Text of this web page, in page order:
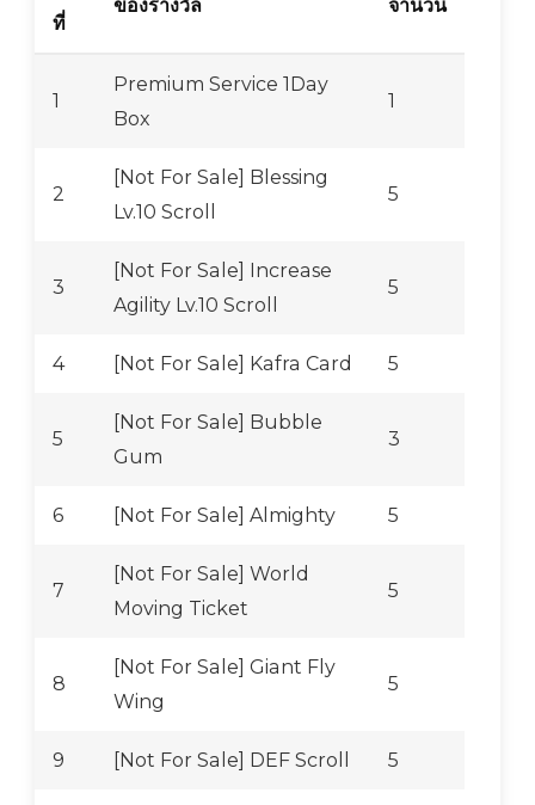
ที่
ของรางวัล จำนวน
1
Premium Service 1Day
Box
1
2
[Not For Sale] Blessing
Lv.10 Scroll
5
3
[Not For Sale] Increase
Agility Lv.10 Scroll
5
4 [Not For Sale] Kafra Card 5
5
[Not For Sale] Bubble
Gum
3
6 [Not For Sale] Almighty 5
7
[Not For Sale] World
Moving Ticket
5
8
[Not For Sale] Giant Fly
Wing
5
9 [Not For Sale] DEF Scroll 5